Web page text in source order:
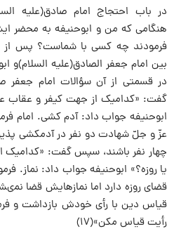
در باب احتجاج امام صادق(علیه
هنگامى که من و ابوحنیفه به محضر
فرمودند چه کسى با شماست؟ پس از
بین امام جعفر الصادق(علیه السلام)و
در قسمتى از آن سؤالات امام جعفر
گفت: «کدامیک از جهت کیفر و عقاب
ابوحنیفه جواب داد: آدم کشى. امام
عزّ و جلّ شهادت دو نفر در آدمکشى
چهار نفر باشند، سپس گفت: «کدامیک
یا روزه؟» ابوحنیفه جواب داد:
قضاى روزه دارد اما نمازهایش قضا
قیاس دین با رأى خودش بازداشت و
رأیت قیاس مکن»(۱۷)